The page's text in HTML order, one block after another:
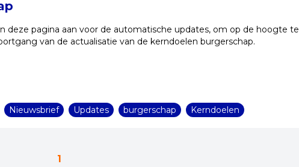
deze pagina aan voor de automatische updates, om op de hoogte te
van de actualisatie van de kerndoelen burgerschap.
Nieuwsbrief Updates burgerschap Kerndoelen
1